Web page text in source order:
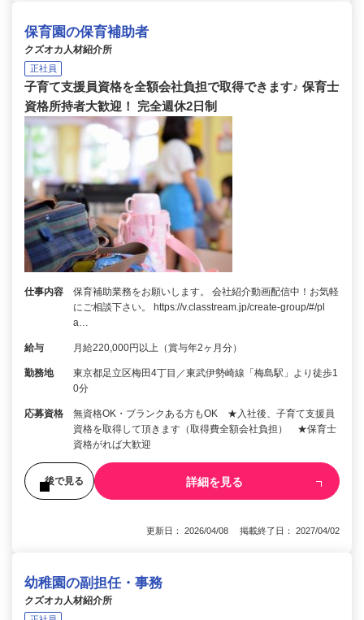
保育園の保育補助者
クズオカ人材紹介所
正社員
子育て支援員資格を全額会社負担で取得できます♪ 保育士
資格所持者大歓迎！ 完全週休2日制
仕事内容
保育補助業務をお願いします。 会社紹介動画配信中！お気軽
にご相談下さい。 https://v.classtream.jp/create-group/#/pl
a…
給与 月給220,000円以上（賞与年2ヶ月分）
勤務地
東京都足立区梅田4丁目／東武伊勢崎線「梅島駅」より徒歩1
0分
応募資格
無資格OK・ブランクある方もOK ★入社後、子育て支援員
資格を取得して頂きます（取得費全額会社負担） ★保育士
資格がれば大歓迎
後で見る 詳細を見る
更新日： 2026/04/08 掲載終了日： 2027/04/02
幼稚園の副担任・事務
クズオカ人材紹介所